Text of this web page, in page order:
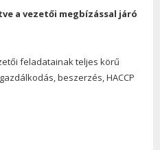
a vezetői megbízással járó
feladatainak teljes körű
beszerzés, HACCP